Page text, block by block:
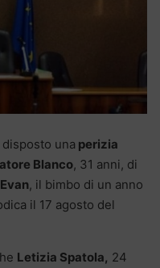
una perizia
Blanco, 31 anni, di
, il bimbo di un anno
il 17 agosto del
Letizia Spatola, 24